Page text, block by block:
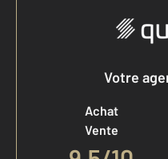
Votre
Achat
Vente